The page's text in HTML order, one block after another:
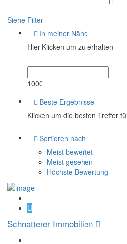
Siehe Filter
In meiner Nähe
Hier Klicken um zu erhalten
1000
Beste Ergebnisse
Klicken um die besten Treffer
Sortieren nach
Meist bewertet
Meist gesehen
Höchste Bewertung
Schnatterer Immobilien